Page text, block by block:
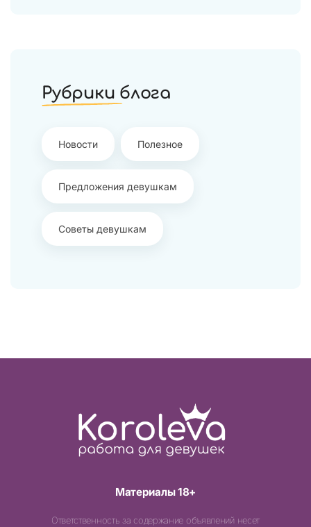
Рубрики блога
Новости Полезное
Предложения девушкам
Советы девушкам
Материалы 18+
Ответственность за содержание объявлений несет